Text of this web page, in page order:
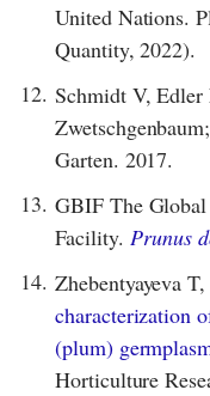
United Nations.
Quantity, 2022).
12. Schmidt V, Edler
Garten. 2017.
13. GBIF The
Facility. Prunus
14. Zhebentyayeva
characterization
(plum)
Horticulture